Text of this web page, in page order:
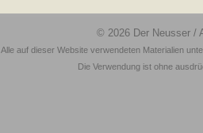
© 2026 Der Neusser /
Alle auf dieser Website verwendeten Materialien
Die Verwendung ist ohne